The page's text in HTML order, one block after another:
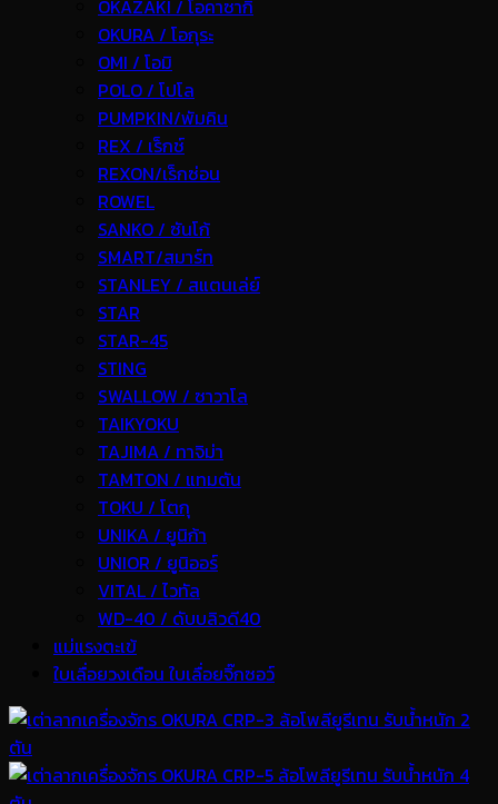
OKAZAKI / โอคาซากิ
OKURA / โอกุระ
OMI / โอมิ
POLO / โปโล
PUMPKIN/พัมคิน
REX / เร็กช์
REXON/เร็กซ่อน
ROWEL
SANKO / ซันโก้
SMART/สมาร์ท
STANLEY / สแตนเล่ย์
STAR
STAR-45
STING
SWALLOW / ซาวาโล
TAIKYOKU
TAJIMA / ทาจิม่า
TAMTON / แทมตัน
TOKU / โตกุ
UNIKA / ยูนิก้า
UNIOR / ยูนิออร์
VITAL / ไวทัล
WD-40 / ดับบลิวดี40
แม่แรงตะเข้
ใบเลื่อยวงเดือน ใบเลื่อยจิ๊กซอว์